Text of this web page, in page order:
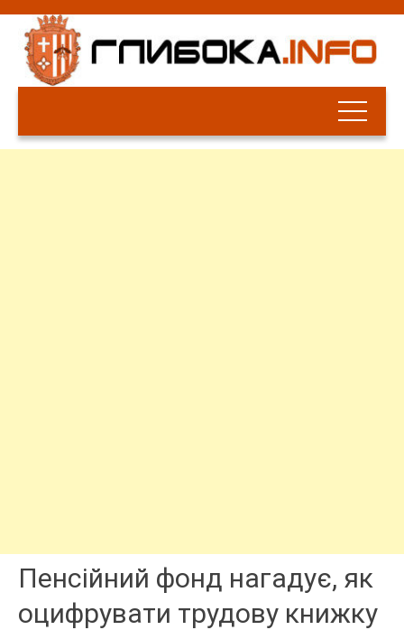
Пенсійний фонд нагадує, як
оцифрувати трудову книжку